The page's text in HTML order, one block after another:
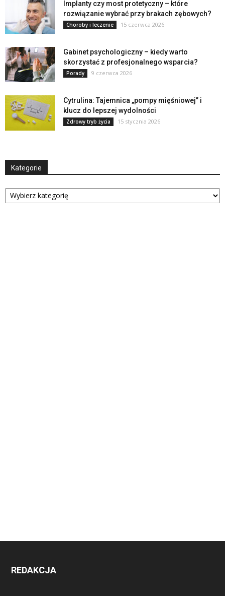
Implanty czy most protetyczny – które
rozwiązanie wybrać przy brakach zębowych?
Choroby i leczenie 15 czerwca 2026
Gabinet psychologiczny – kiedy warto
skorzystać z profesjonalnego wsparcia?
Porady 9 czerwca 2026
Cytrulina: Tajemnica „pompy mięśniowej” i
klucz do lepszej wydolności
Zdrowy tryb życia 15 stycznia 2026
Kategorie
Kategorie
REDAKCJA